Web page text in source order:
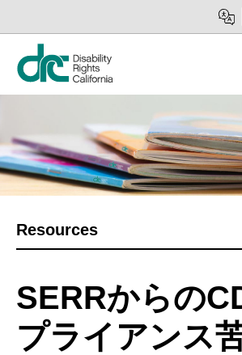
イ
ン
ツ
に
移
Resources
SERRからの
プライアンス